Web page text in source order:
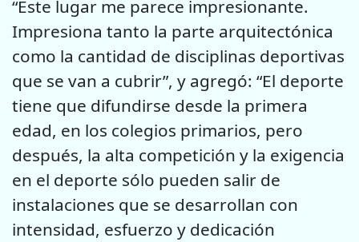
“Este lugar me parece impresionante.
Impresiona tanto la parte arquitectónica
como la cantidad de disciplinas deportivas
que se van a cubrir”, y agregó: “El deporte
tiene que difundirse desde la primera
edad, en los colegios primarios, pero
después, la alta competición y la exigencia
en el deporte sólo pueden salir de
instalaciones que se desarrollan con
intensidad, esfuerzo y dedicación